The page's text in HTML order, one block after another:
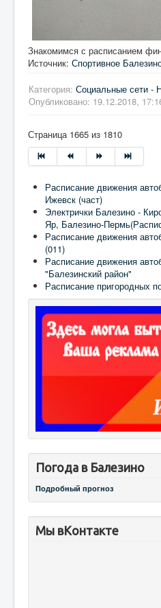
Знакомимся с расписанием
Источник: Спортивное
Категория: Социальные сети -
Опубликовано: 19.12.2018,
Страница 1665 из 1810
Расписание движения
Ижевск (част)
Электрички Балезино -
Яр, Балезино-
Расписание движения
(011)
Расписание движения
"Балезинский район"
Расписание пригородных
Погода в Балезино
Подробный прогноз
Мы вКонтакте